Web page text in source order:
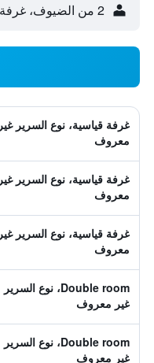
2 من الضيوف، غرفة واحدة
غرفة قياسية، نوع السرير غير
معروف
غرفة قياسية، نوع السرير غير
معروف
غرفة قياسية، نوع السرير غير
معروف
Double room، نوع السرير
غير معروف
Double room، نوع السرير
غير معروف